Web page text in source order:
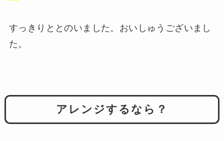
すっきりととのいました。おいしゅうございまし
た。
アレンジするなら？